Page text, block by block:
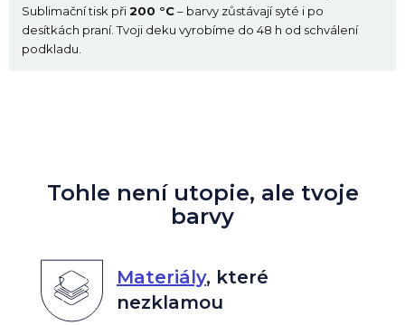
Sublimační tisk při200 °C– barvy zůstávají syté i po
desítkách praní. Tvoji deku vyrobíme do 48 h od schválení
podkladu.
Tohle není utopie, ale tvoje
barvy
Materiály, které
nezklamou